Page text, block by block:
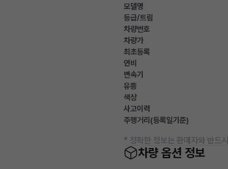
모델명
등급/트림
차량번호
차량가
최초등록
연비
변속기
유종
색상
사고이력
주행거리(등록일기준)
* 정확한 정보는 판매자와 반드
차량 옵션 정보